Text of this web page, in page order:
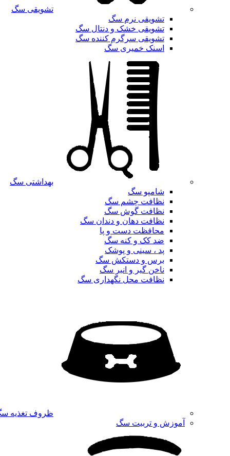
تشویقی سگ
تشویقی نرم سگ
تشویقی خشک و دنتال سگ
تشویقی سرگرم کننده سگ
اسنک خمیری سگ
بهداشتی سگ
شامپو سگ
نظافت چشم سگ
نظافت گوش سگ
نظافت دهان و دندان سگ
محافظت دست و پا
ضد کک و کنه سگ
پد ، سینی و پوشک
برس و دستکش سگ
ناخن گیر و انبر سگ
نظافت محل نگهداری سگ
ظروف تغذیه
آموزش و تربیت سگ